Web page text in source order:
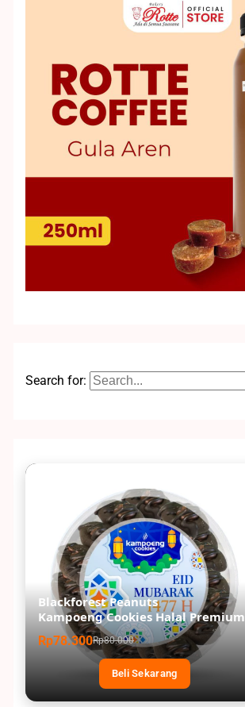
Search for:
Blackforest Peanuts
Kampoeng Cookies Halal Premium
Rp78.300Rp80.000
Beli Sekarang